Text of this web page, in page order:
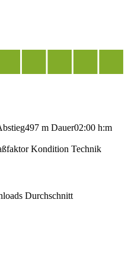
497 m Dauer02:00 h:m
Kondition Technik
Durchschnitt